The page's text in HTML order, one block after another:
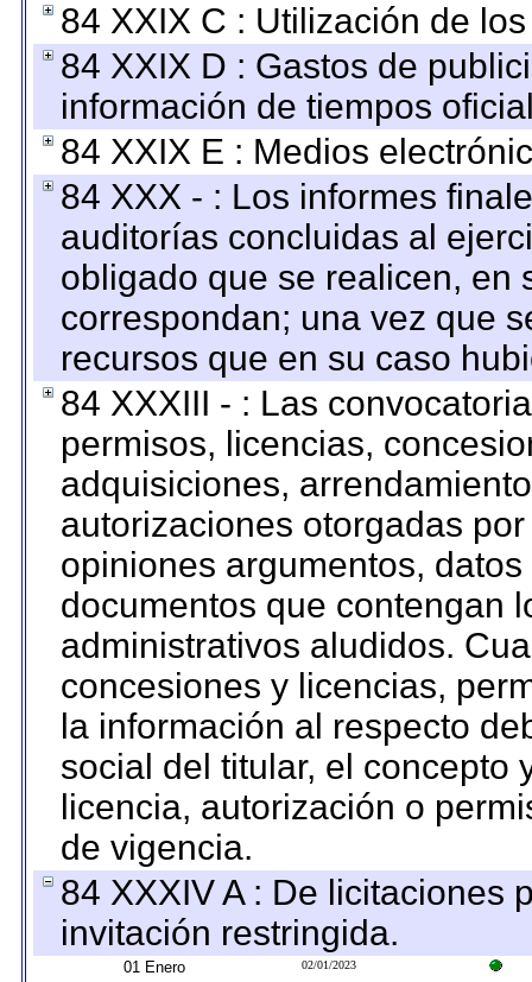
84 XXIX C : Utilización de
84 XXIX D : Gastos de
información de tiempos
84 XXIX E : Medios
84 XXX - : Los informes
auditorías concluidas al
obligado que se realicen, en
correspondan; una vez que
recursos que en su caso
84 XXXIII - : Las
permisos, licencias,
adquisiciones,
autorizaciones otorgadas
opiniones argumentos,
documentos que contengan
administrativos aludidos.
concesiones y licencias,
la información al respecto
social del titular, el concepto
licencia, autorización o
de vigencia.
84 XXXIV A : De licitaciones
invitación restringida.
01 Enero 02/01/2023